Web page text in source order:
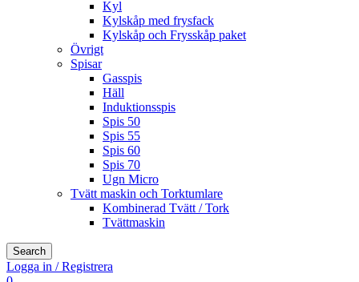
Kyl
Kylskåp med frysfack
Kylskåp och Frysskåp paket
Övrigt
Spisar
Gasspis
Häll
Induktionsspis
Spis 50
Spis 55
Spis 60
Spis 70
Ugn Micro
Tvätt maskin och Torktumlare
Kombinerad Tvätt / Tork
Tvättmaskin
Search
Logga in / Registrera